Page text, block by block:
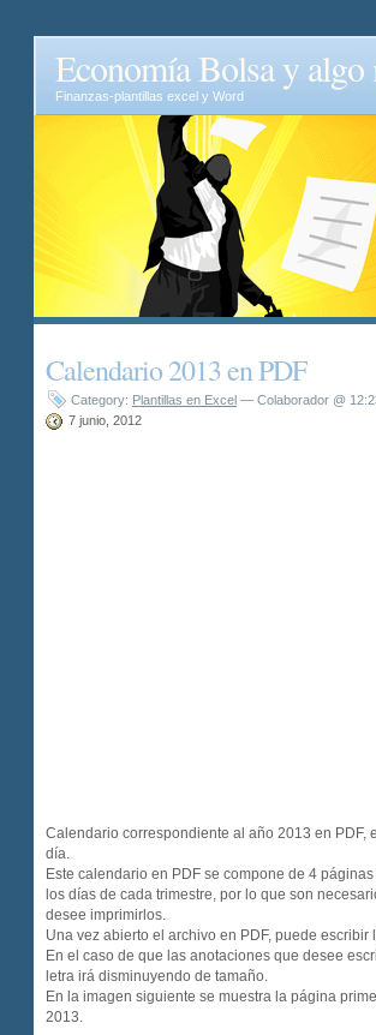
Economía Bolsa y
Finanzas-plantillas excel y Word
Calendario 2013 en PDF
Category: Plantillas en Excel — Colaborador @
7 junio, 2012
Calendario correspondiente al año 2013 en
día.
Este calendario en PDF se compone de 4
los días de cada trimestre, por lo que son
desee imprimirlos.
Una vez abierto el archivo en PDF, puede
En el caso de que las anotaciones que desee
letra irá disminuyendo de tamaño.
En la imagen siguiente se muestra la página
2013.